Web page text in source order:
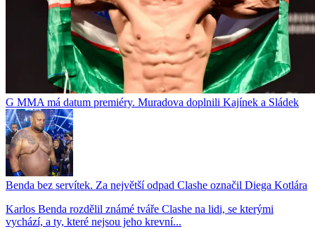
G MMA má datum premiéry. Muradova doplnili Kajínek a Sládek
Benda bez servítek. Za největší odpad Clashe označil Diega Kotlára
Karlos Benda rozdělil známé tváře Clashe na lidi, se kterými
vychází, a ty, které nejsou jeho krevní...